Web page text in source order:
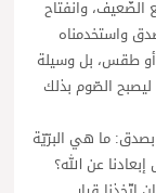
الضّعيف، وانفتاح
واستخدمناه
أو طقس، بل وسيلة
ليصبح الصّوم بذلك
بصدق: ما هي البرّيّة
عن الله؟